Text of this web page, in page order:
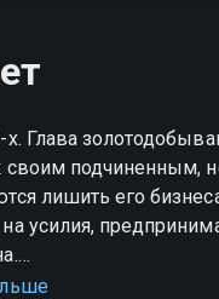
х. Глава
своим подчиненным,
лишить его
усилия,